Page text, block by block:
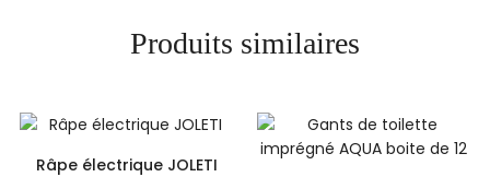
Produits similaires
Râpe électrique JOLETI